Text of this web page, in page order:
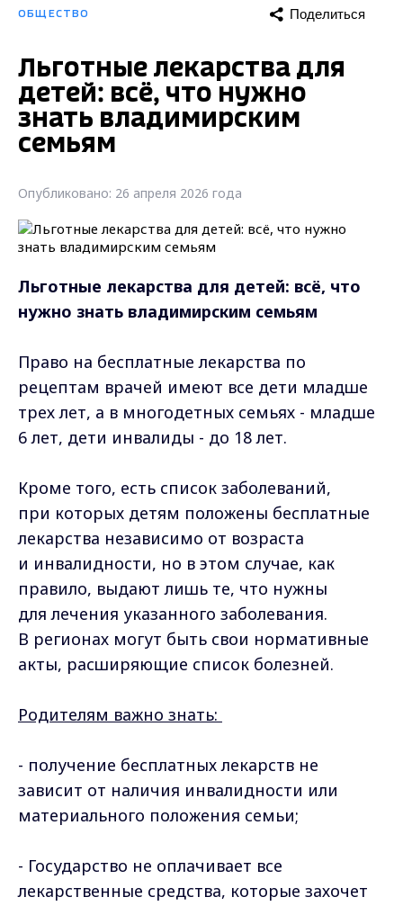
ОБЩЕСТВО Поделиться
Льготные лекарства для
детей: всё, что нужно
знать владимирским
семьям
Опубликовано: 26 апреля 2026 года
Льготные лекарства для детей: всё, что
нужно знать владимирским семьям
Право на бесплатные лекарства по
рецептам врачей имеют все дети младше
трех лет, а в многодетных семьях - младше
6 лет, дети инвалиды - до 18 лет.
Кроме того, есть список заболеваний,
при которых детям положены бесплатные
лекарства независимо от возраста
и инвалидности, но в этом случае, как
правило, выдают лишь те, что нужны
для лечения указанного заболевания.
В регионах могут быть свои нормативные
акты, расширяющие список болезней.
Родителям важно знать:
- получение бесплатных лекарств не
зависит от наличия инвалидности или
материального положения семьи;
- Государство не оплачивает все
лекарственные средства, которые захочет